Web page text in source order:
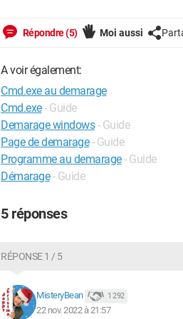
Répondre (5) Moi aussi
A voir également:
Cmd.exe au demarage
Cmd.exe- Guide
Demarage windows - Guide
Page de demarage - Guide
Programme au demarage- Guide
Démarage - Guide
5 réponses
RÉPONSE 1 / 5
MisteryBean 1 292
22 nov. 2022 à 21:57